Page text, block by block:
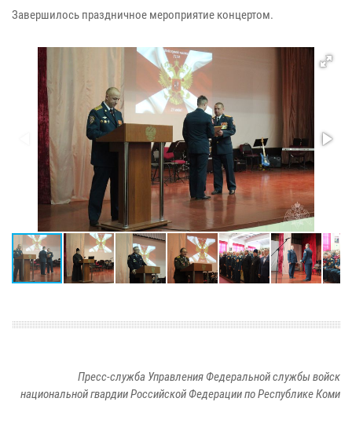
Завершилось праздничное мероприятие концертом.
Пресс-служба Управления Федеральной службы войск
национальной гвардии Российской Федерации по Республике Коми